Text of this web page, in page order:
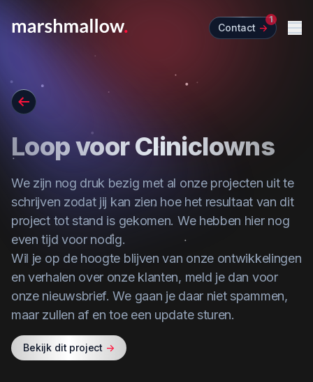
Contact ->
1
Go back
Loop voor Cliniclowns
We zijn nog druk bezig met al onze projecten uit te
schrijven zodat jij kan zien hoe het resultaat van dit
project tot stand is gekomen. We hebben hier nog
even tijd voor nodig.
Wil je op de hoogte blijven van onze ontwikkelingen
en verhalen over onze klanten, meld je dan voor
onze nieuwsbrief. We gaan je daar niet spammen,
maar zullen af en toe een update sturen.
Bekijk dit project ->